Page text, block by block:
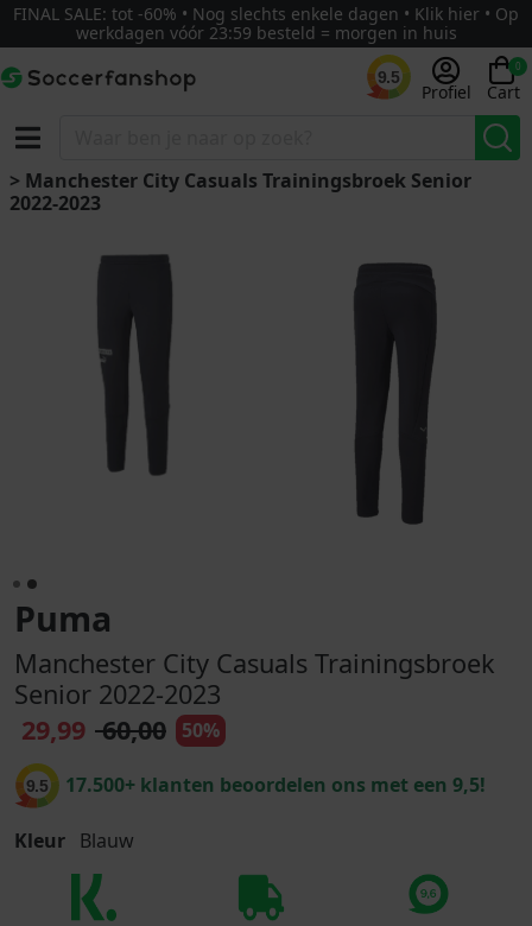
FINAL SALE: tot -60% • Nog slechts enkele dagen • Klik hier • Op
werkdagen vóór 23:59 besteld = morgen in huis
9.5
Profiel
0
Cart
> Manchester City Casuals Trainingsbroek Senior
2022-2023
Puma
Manchester City Casuals Trainingsbroek
Senior 2022-2023
29,99 60,00 50%
9.5 17.500+ klanten beoordelen ons met een 9,5!
Kleur Blauw